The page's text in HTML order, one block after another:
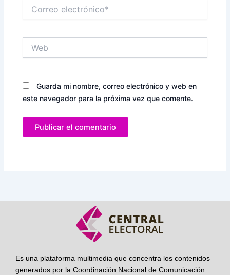
electrónico*
Guarda mi nombre, correo electrónico y web en
este navegador para la próxima vez que comente.
Es una plataforma multimedia que concentra los contenidos
generados por la Coordinación Nacional de Comunicación